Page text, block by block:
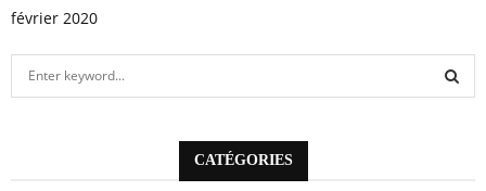
février 2020
CATÉGORIES